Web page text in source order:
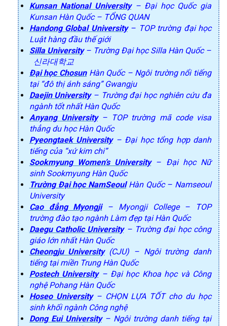
Kunsan National University– Đại học Quốc gia
Kunsan Hàn Quốc – TỔNG QUAN
Handong Global University– TOP trường đại học
Luật hàng đầu thế giới
Silla University– Trường Đại học Silla Hàn Quốc –
신라대학교
Đại học ChosunHàn Quốc – Ngôi trường nổi tiếng
tại “đô thị ánh sáng” Gwangju
Daejin University– Trường đại học nghiên cứu đa
ngành tốt nhất Hàn Quốc
Anyang University– TOP trường mã code visa
thẳng du học Hàn Quốc
Pyeongtaek University– Đại học tổng hợp danh
tiếng của “xứ kim chi”
Sookmyung Women’s University– Đại học Nữ
sinh Sookmyung Hàn Quốc
Trường Đại học NamSeoulHàn Quốc – Namseoul
University
Cao đẳng Myongji– Myongji College – TOP
trường đào tạo ngành Làm đẹp tại Hàn Quốc
Daegu Catholic University– Trường đại học công
giáo lớn nhất Hàn Quốc
Cheongju University(CJU) – Ngôi trường danh
tiếng tại miền Trung Hàn Quốc
Postech University– Đại học Khoa học và Công
nghệ Pohang Hàn Quốc
Hoseo University– CHỌN LỰA TỐT cho du học
sinh khối ngành Công nghệ
Dong Eui University– Ngôi trường danh tiếng tại